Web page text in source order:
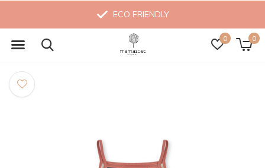
0 0
ECO FRIENDLY